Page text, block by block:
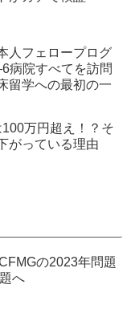
人フェロープログ
院すべてを訪問
留学への最初の一
万円超え！？そ
がっている理由
の2023年問題
へ